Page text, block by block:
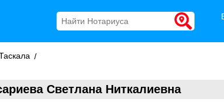
Светлана Ниткалиевна